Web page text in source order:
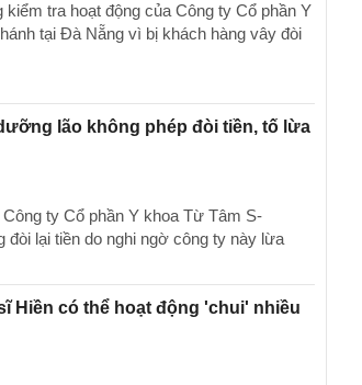
tra hoạt động của Công ty Cổ phần Y
tại Đà Nẵng vì bị khách hàng vây đòi
lão không phép đòi tiền, tố lừa
ty Cổ phần Y khoa Từ Tâm S-
đòi lại tiền do nghi ngờ công ty này lừa
Hiền có thể hoạt động 'chui' nhiều